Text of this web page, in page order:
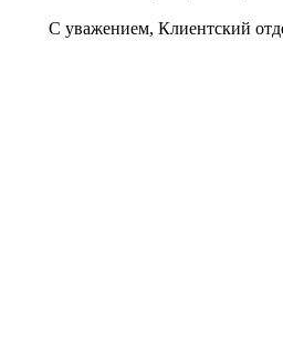
С уважением, Клиентский